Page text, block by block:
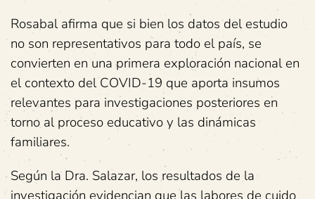
Rosabal afirma que si bien los datos del estudio
no son representativos para todo el país, se
convierten en una primera exploración nacional en
el contexto del COVID-19 que aporta insumos
relevantes para investigaciones posteriores en
torno al proceso educativo y las dinámicas
familiares.
Según la Dra. Salazar, los resultados de la
investigación evidencian que las labores de cuido